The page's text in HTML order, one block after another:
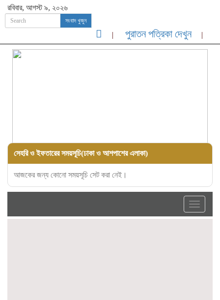
রবিবার, আগস্ট ৯, ২০২৬
সংবাদ খুজুন
পুরাতন পত্রিকা দেখুন
সেহরি ও ইফতারের সময়সূচি(ঢাকা ও আশপাশের এলাকা)
আজকের জন্য কোনো সময়সূচি সেট করা নেই।
Toggle